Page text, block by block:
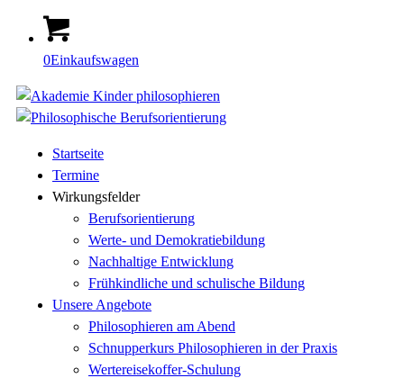
0Einkaufswagen
Startseite
Termine
Wirkungsfelder
Berufsorientierung
Werte- und Demokratiebildung
Nachhaltige Entwicklung
Frühkindliche und schulische Bildung
Unsere Angebote
Philosophieren am Abend
Schnupperkurs Philosophieren in der Praxis
Wertereisekoffer-Schulung